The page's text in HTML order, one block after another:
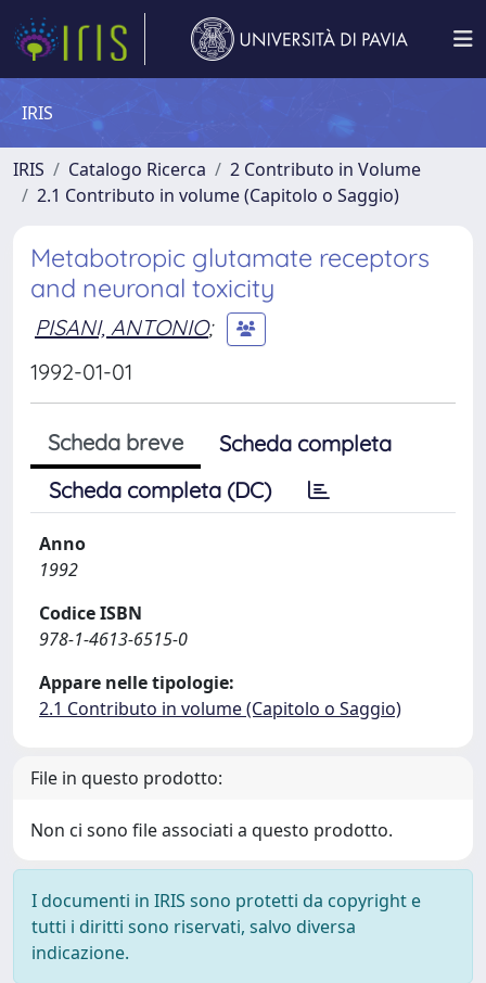
IRIS
IRIS Catalogo Ricerca
2 Contributo in Volume
2.1 Contributo in volume (Capitolo o Saggio)
Metabotropic glutamate receptors
and neuronal toxicity
PISANI, ANTONIO;
1992-01-01
Scheda breve
Scheda completa
Scheda completa (DC)
Anno
1992
Codice ISBN
978-1-4613-6515-0
Appare nelle tipologie:
2.1 Contributo in volume (Capitolo o Saggio)
File in questo prodotto:
Non ci sono file associati a questo prodotto.
I documenti in IRIS sono protetti da copyright e
tutti i diritti sono riservati, salvo diversa
indicazione.